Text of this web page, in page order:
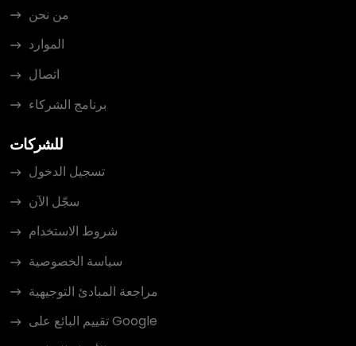
من نحن
الموارد
اتصال
برنامج الشركاء
للشركات
تسجيل الدخول
سجّل الآن
شروط الاستخدام
سياسة الخصوصية
مراجعة المبادئ التوجيهية
تقييم البائع على Google